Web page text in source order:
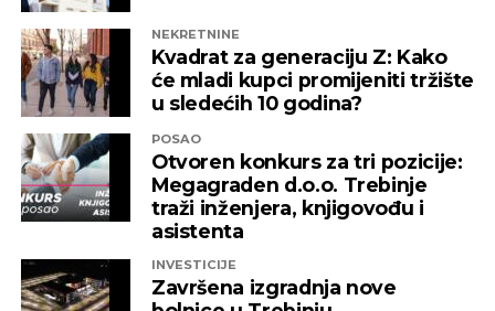
Kažu i da su sada izloženi potezima koji nemaju bilo
kakve veze sa normalnim poslovanjem i
poštovanjem zakonskih normi, a da ih relevantne
institucije kao savjesnog poslovnog subjekta nisu u
stanju zaštiti, zbog čega moraju priznati da je teško
pronaći adekvatniji odgovor koji ne bi uključivao
ozbiljnije rezove u samoj kompaniji.
Podsjetimo, 18. juna ove godine američka
uvela je sankcije nizu kompanija koje “čine mrežu
podrške predsjedniku Republike Srpske Miloradu
NEKRETNINE
Kvadrat za generaciju Z: Kako
će mladi kupci promijeniti tržište
u sledećih 10 godina?
POSAO
Otvoren konkurs za tri pozicije:
Megagraden d.o.o. Trebinje
traži inženjera, knjigovođu i
asistenta
INVESTICIJE
Završena izgradnja nove